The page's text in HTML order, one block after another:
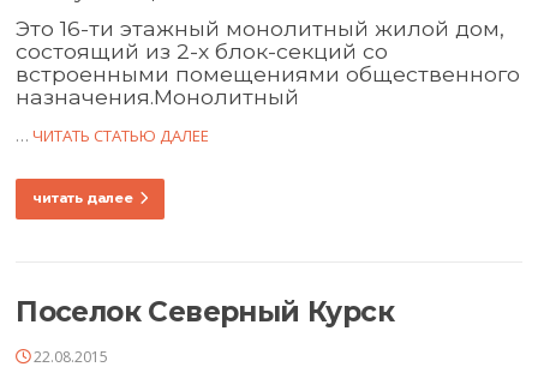
Это 16-ти этажный монолитный жилой дом,
состоящий из 2-х блок-секций со
встроенными помещениями общественного
назначения.Монолитный
…ЧИТАТЬ СТАТЬЮ ДАЛЕЕ
читать далее
Поселок Северный Курск
22.08.2015